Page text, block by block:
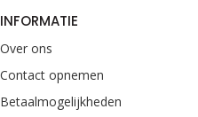
INFORMATIE
Over ons
Contact opnemen
Betaalmogelijkheden